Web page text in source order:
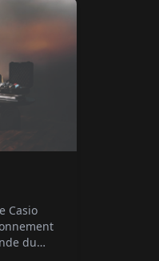
Casio
du